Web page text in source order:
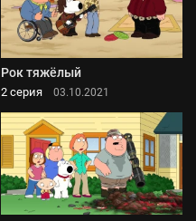
Рок тяжёлый
2 серия 03.10.2021